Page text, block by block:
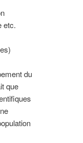
etc.
du
que